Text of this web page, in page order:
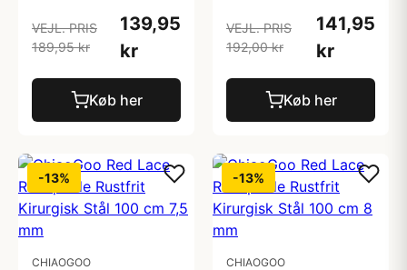
VEJL. PRIS
189,95 kr
139,95
kr
Køb her
VEJL. PRIS
192,00 kr
141,95
kr
Køb her
-13%
CHIAOGOO
-13%
CHIAOGOO